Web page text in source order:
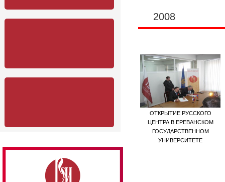
2008
ОТКРЫТИЕ РУССКОГО
ЦЕНТРА В ЕРЕВАНСКОМ
ГОСУДАРСТВЕННОМ
УНИВЕРСИТЕТЕ